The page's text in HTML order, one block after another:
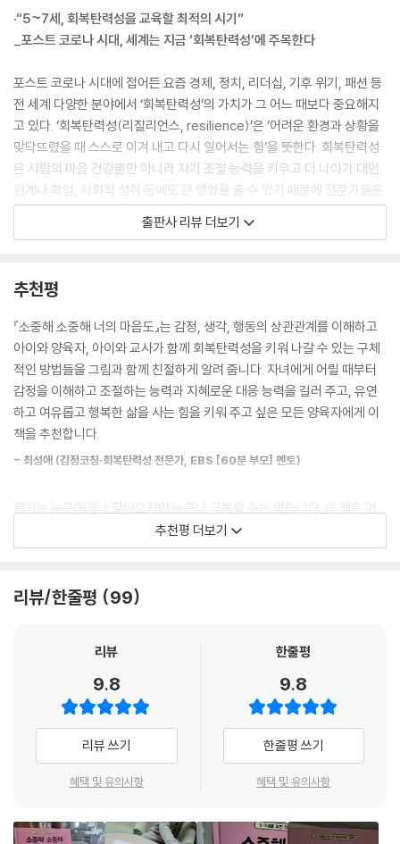
·“5~7세, 회복탄력성을 교육할 최적의 시기”
_포스트 코로나 시대, 세계는 지금 ‘회복탄력성’에 주목한다
포스트 코로나 시대에 접어든 요즘 경제, 정치, 리더십, 기후 위기, 패션 등
전 세계 다양한 분야에서 ‘회복탄력성’의 가치가 그 어느 때보다 중요해지
고 있다. ‘회복탄력성(리질리언스, resilience)’은 ‘어려운 환경과 상황을
맞닥뜨렸을 때 스스로 이겨 내고 다시 일어서는 힘’을 뜻한다. 회복탄력성
은 사람의 마음 건강뿐만 아니라 자기 조절 능력을 키우고 더 나아가 대인
관계나 학업, 사회적 성취 등에도 큰 영향을 줄 수 있기 때문에 전문가들은
자아 개념과 자기 존중감이 발달하는 유아기야말로 회복탄력성을 키울 중
요한 시기라고 입을 모은다. 국내 최고의 감정코칭 · 회복탄력성 권위자 최
만 5~7세 시기는 ‘감각’과 ‘생각’, 이 두 가지 능력을 통합하는 중요한 때입
니다. 감정을 느끼고 표현하며, 관계 속에서 겪는 상처나 불편한 상황에 보
다 유연하게 대처하고, 바람직한 방법으로 극복할 수 있는 힘을 키우는 최
적의 시기이지요.
이 책의 부제가 “5~7세를 위한 첫 회복탄력성 그림책”인 까닭이다. 외국
어, 피아노, 수영 등과 마찬가지로 회복탄력성 또한 어릴 때부터 가르칠 수
희망보다는 불안이 일상이 되어 버린 시대를 살아갈 우리 아이들에게 이
움을 줄 수 있기를 바란다.
법
적인 감정이 꼭 나쁜 것만은 아니며 오히려 자기의 몸과 마음을 지키고 자
신도 깨닫지 못한 진짜 마음을 알아채는 데 필요한 소중한 기분이며, 우리
가 평생 어울려야 할 친구 같은 것’이라고 말한다.
이 책에서는 아이들이 느끼는 분노와 슬픔, 불안감과 불쾌감 등의 모든 부
정적인 감정을 ‘울컥이’라고 표현하면서 울컥이와 자연스럽게 친해지고,
울컥이가 너무 커졌을 때 건강하게 해소할 수 있는 11가지 방법을 알려 준
하기, 좋아하는 일에 몰입하기, 마법의 안경 써 보기 등 모두 과학적으로 효
출판사 리뷰 더보기
추천평
『소중해 소중해 너의 마음도』는 감정, 생각, 행동의 상관관계를 이해하고
아이와 양육자, 아이와 교사가 함께 회복탄력성을 키워 나갈 수 있는 구체
적인 방법들을 그림과 함께 친절하게 알려 줍니다. 자녀에게 어릴 때부터
감정을 이해하고 조절하는 능력과 지혜로운 대응 능력을 길러 주고, 유연
하고 여유롭고 행복한 삶을 사는 힘을 키워 주고 싶은 모든 양육자에게 이
책을 추천합니다.
- 최성애 (감정코칭·회복탄력성 전문가, EBS [60분 부모] 멘토)
위기는 누구에게나 찾아오지만 누구나 극복할 수는 없습니다. 이 책은 어
린이들의 건강한 ‘심리적 자원’을 키워 줌으로써 회복탄력성의 발달을 돕
습니다.
아가 '외상 후 성장' 혹은 '역경 후 성장'의 의미까지 담고 있습니다. 학령기
서로의 의견을 나누면 아이는 물론 부모도 역경을 성장의 기회로 바꿀 힘
을 기를 수 있을 것입니다. 좋은 책을 읽고 서로의 이야기에 귀를 기울이는
두 사람 모두 지혜와 용기를 얻게 될 테니까요. 자신과 타인 모두가 함께 행
복해지는 법을 가르쳐 주는 것이 바로 리질리언스입니다.
- 천경호 (초등 교사, 『리질리언스: 다시 일어서는 힘』 저자)
정보와 지식을 얻고 배우고 익히기까지 들인 노력에 비해 변화의 속도가
추천평 더보기
리뷰/한줄평 99
리뷰
9.8
리뷰 쓰기
혜택 및 유의사항
한줄평
9.8
한줄평 쓰기
혜택 및 유의사항